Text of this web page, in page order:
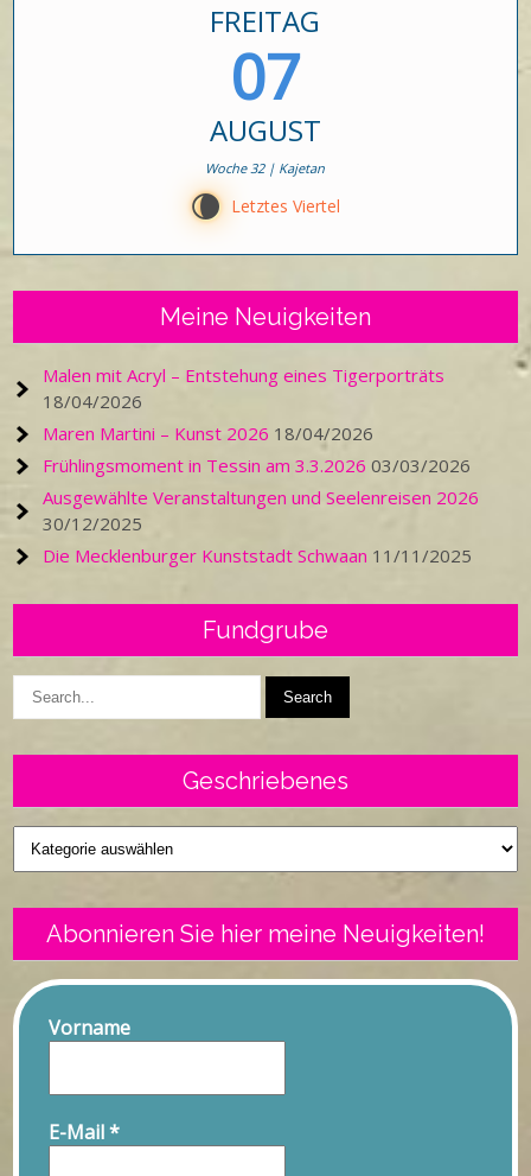
FREITAG
07
AUGUST
Woche 32 | Kajetan
V Letztes Viertel
Meine Neuigkeiten
Malen mit Acryl – Entstehung eines Tigerporträts
18/04/2026
Maren Martini – Kunst 2026 18/04/2026
Frühlingsmoment in Tessin am 3.3.2026 03/03/2026
Ausgewählte Veranstaltungen und Seelenreisen 2026
30/12/2025
Die Mecklenburger Kunststadt Schwaan 11/11/2025
Fundgrube
Geschriebenes
Geschriebenes
Abonnieren Sie hier meine Neuigkeiten!
Vorname
E-Mail*